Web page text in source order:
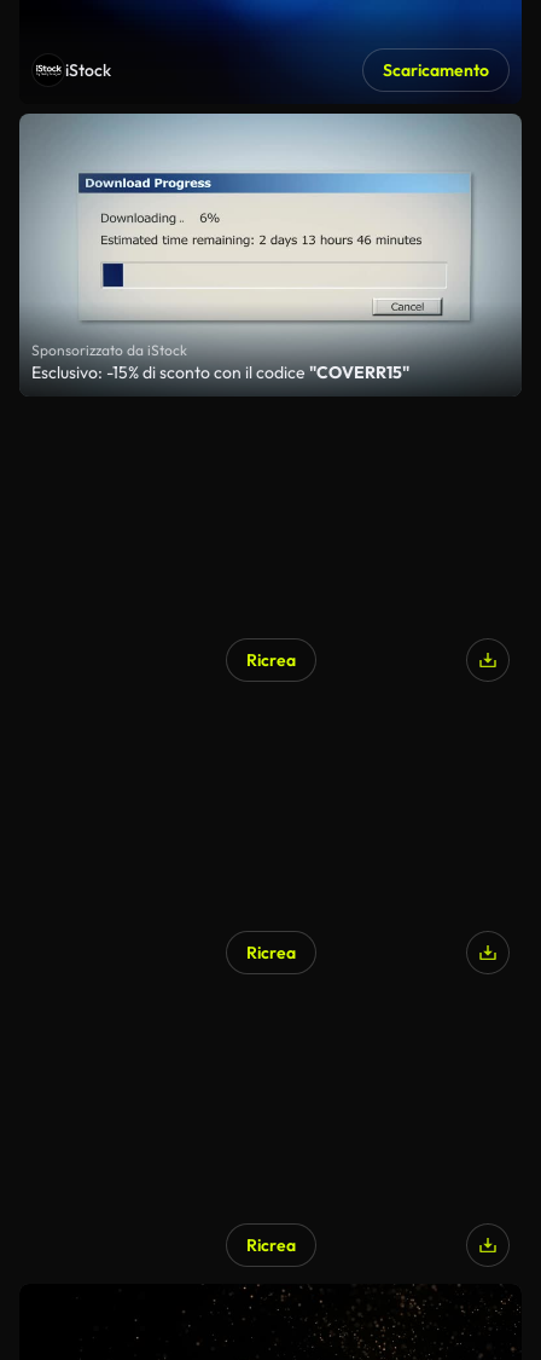
iStock Scaricamento
Sponsorizzato da iStock
Esclusivo: -15% di sconto con il codice"COVERR15"
Ricrea
Ricrea
Ricrea